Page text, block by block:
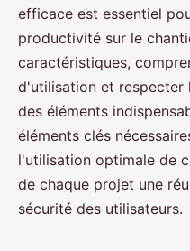
efficace est essentiel
productivité sur le
caractéristiques,
d'utilisation et respecter
des éléments
éléments clés
l'utilisation optimale de
de chaque projet une
sécurité des utilisateurs.